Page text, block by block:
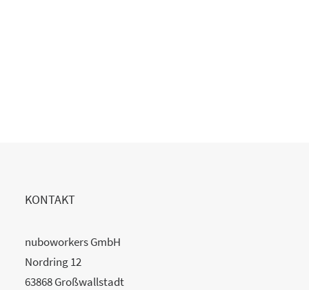
KONTAKT
nuboworkers GmbH
Nordring 12
63868 Großwallstadt